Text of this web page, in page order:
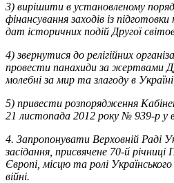
3) вирішити в установленому
фінансування заходів із
дат історичних подій Другої
4) звернутися до релігійних
провести панахиди за жертвами
молебні за мир та злагоду в
5) привести розпорядження
21 листопада 2012 року № 939-р у
4. Запропонувати Верховній Раді
засідання, присвячене 70-й
Європі, місцю та ролі
війні.